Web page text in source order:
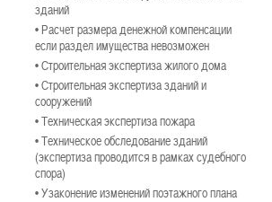
зданий
• Расчет размера денежной компенсации
если раздел имущества невозможен
• Строительная экспертиза жилого дома
• Строительная экспертиза зданий и
сооружений
• Техническая экспертиза пожара
• Техническое обследование зданий
(экспертиза проводится в рамках судебного
спора)
• Узаконение изменений поэтажного плана